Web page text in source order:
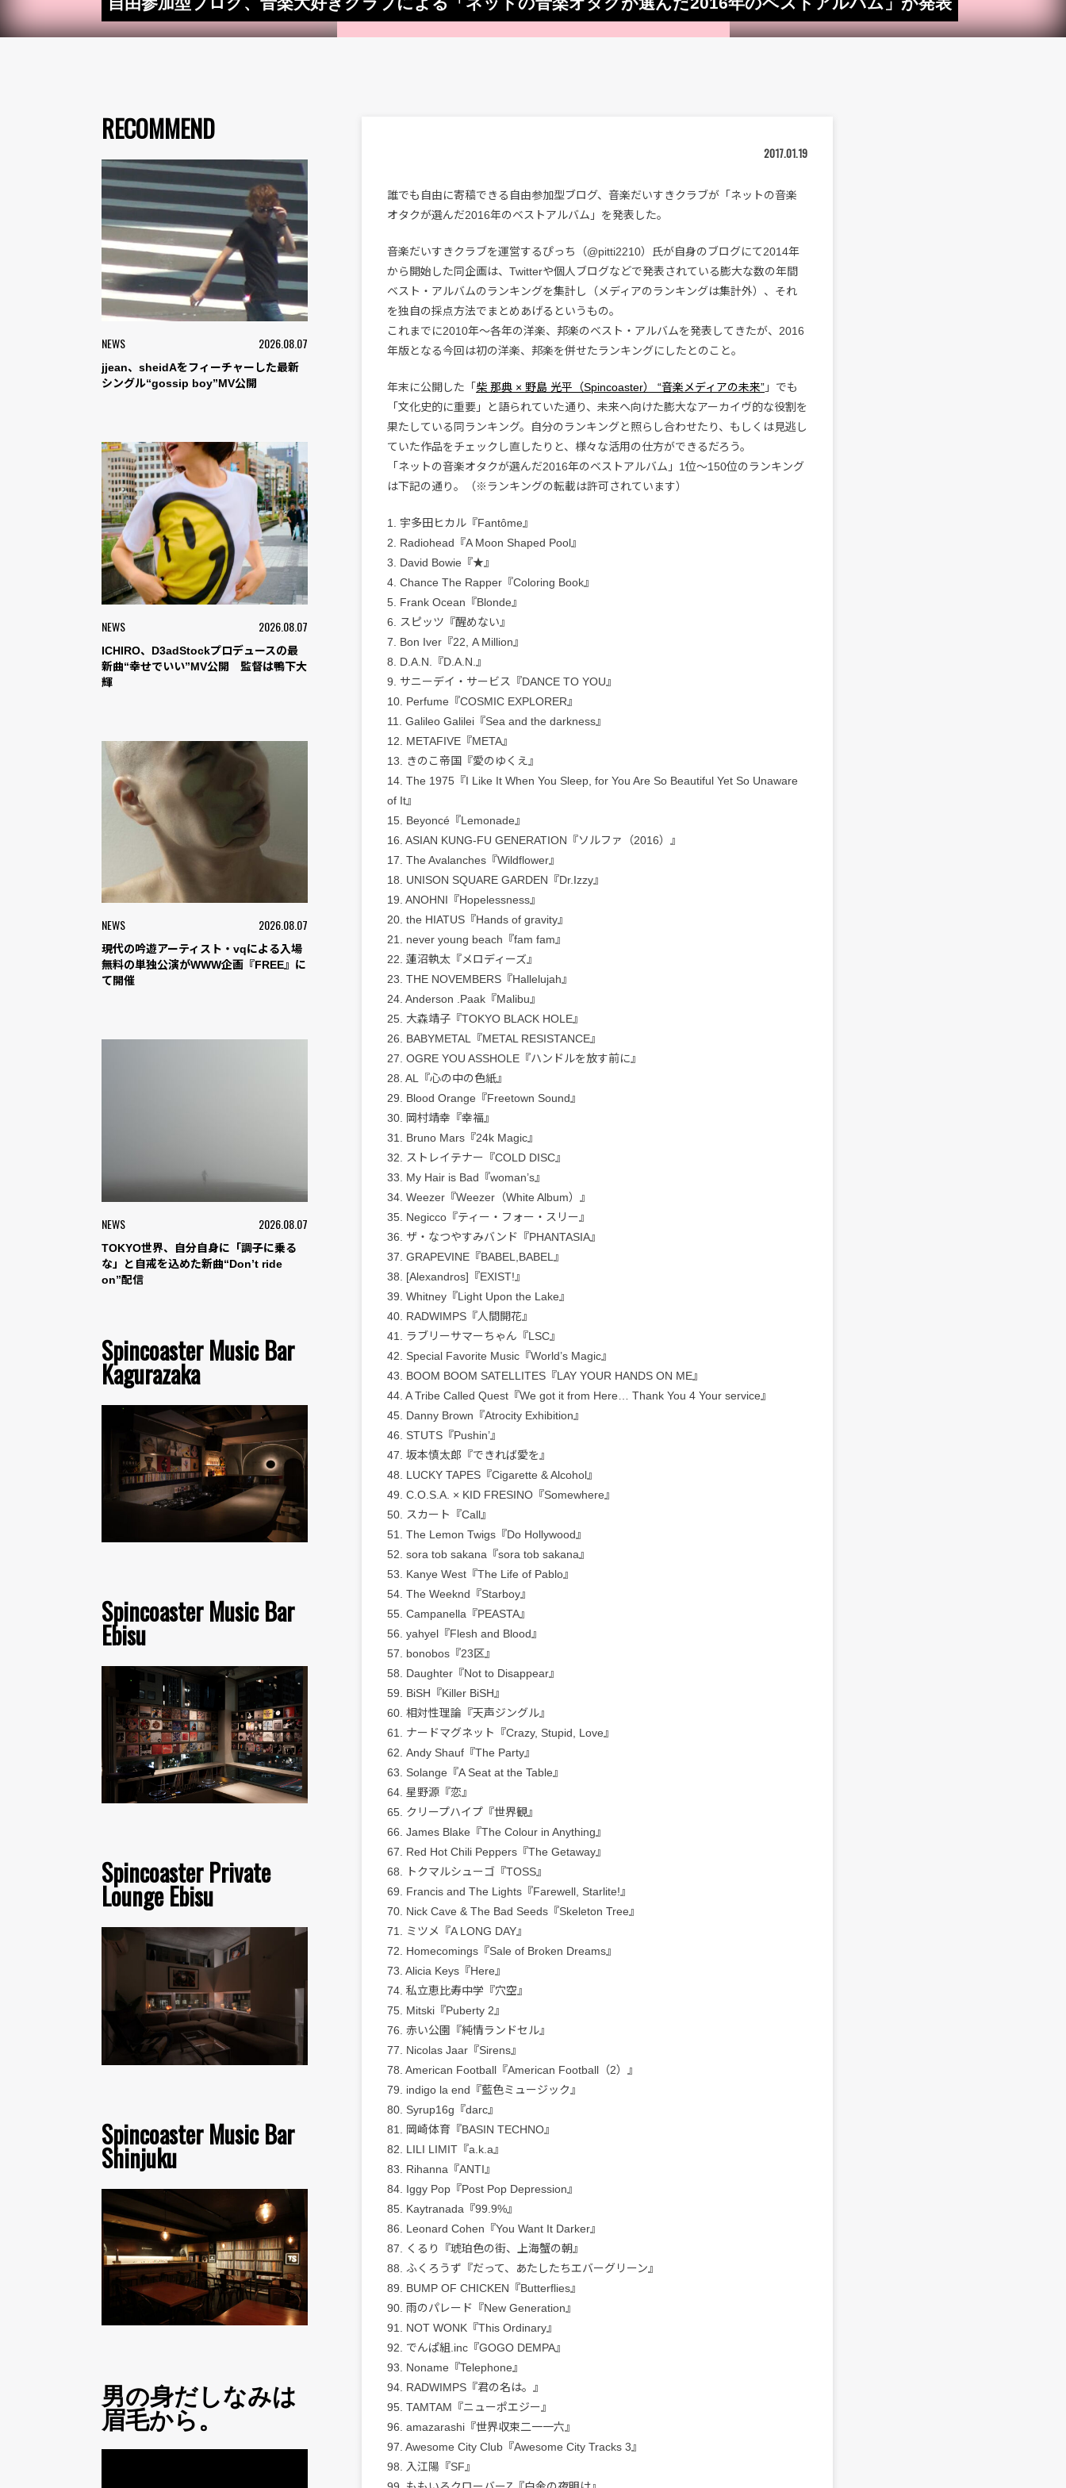
RECOMMEND
NEWS 2026.08.07
jjean、sheidAをフィーチャーした最新
シングル“gossip boy”MV公開
NEWS 2026.08.07
ICHIRO、D3adStockプロデュースの最
新曲“幸せでいい”MV公開 監督は鴨下大
輝
NEWS 2026.08.07
現代の吟遊アーティスト・vqによる入場
無料の単独公演がWWW企画『FREE』に
て開催
NEWS 2026.08.07
TOKYO世界、自分自身に「調子に乗る
な」と自戒を込めた新曲“Don’t ride
on”配信
Spincoaster Music Bar
Kagurazaka
Spincoaster Music Bar
Ebisu
Spincoaster Private
Lounge Ebisu
Spincoaster Music Bar
Shinjuku
男の身だしなみは
眉毛から。
2017.01.19
誰でも自由に寄稿できる自由参加型ブログ、音楽だいすきクラブが「ネットの音楽
オタクが選んだ2016年のベストアルバム」を発表した。
音楽だいすきクラブを運営するぴっち（@pitti2210）氏が自身のブログにて2014年
から開始した同企画は、Twitterや個人ブログなどで発表されている膨大な数の年間
ベスト・アルバムのランキングを集計し（メディアのランキングは集計外）、それ
を独自の採点方法でまとめあげるというもの。
これまでに2010年〜各年の洋楽、邦楽のベスト・アルバムを発表してきたが、2016
年版となる今回は初の洋楽、邦楽を併せたランキングにしたとのこと。
年末に公開した「 柴 那典 × 野島 光平（Spincoaster） “音楽メディアの未来” 」でも
「文化史的に重要」と語られていた通り、未来へ向けた膨大なアーカイヴ的な役割を
果たしている同ランキング。自分のランキングと照らし合わせたり、もしくは見逃し
ていた作品をチェックし直したりと、様々な活用の仕方ができるだろう。
「ネットの音楽オタクが選んだ2016年のベストアルバム」1位〜150位のランキング
は下記の通り。（※ランキングの転載は許可されています）
1. 宇多田ヒカル『Fantôme』
2. Radiohead『A Moon Shaped Pool』
3. David Bowie『★』
4. Chance The Rapper『Coloring Book』
5. Frank Ocean『Blonde』
6. スピッツ『醒めない』
7. Bon Iver『22, A Million』
8. D.A.N.『D.A.N.』
9. サニーデイ・サービス『DANCE TO YOU』
10. Perfume『COSMIC EXPLORER』
11. Galileo Galilei『Sea and the darkness』
12. METAFIVE『META』
13. きのこ帝国『愛のゆくえ』
14. The 1975『I Like It When You Sleep, for You Are So Beautiful Yet So Unaware
of It』
15. Beyoncé『Lemonade』
16. ASIAN KUNG-FU GENERATION『ソルファ（2016）』
17. The Avalanches『Wildflower』
18. UNISON SQUARE GARDEN『Dr.Izzy』
19. ANOHNI『Hopelessness』
20. the HIATUS『Hands of gravity』
21. never young beach『fam fam』
22. 蓮沼執太『メロディーズ』
23. THE NOVEMBERS『Hallelujah』
24. Anderson .Paak『Malibu』
25. 大森靖子『TOKYO BLACK HOLE』
26. BABYMETAL『METAL RESISTANCE』
27. OGRE YOU ASSHOLE『ハンドルを放す前に』
28. AL『心の中の色紙』
29. Blood Orange『Freetown Sound』
30. 岡村靖幸『幸福』
31. Bruno Mars『24k Magic』
32. ストレイテナー『COLD DISC』
33. My Hair is Bad『woman’s』
34. Weezer『Weezer（White Album）』
35. Negicco『ティー・フォー・スリー』
36. ザ・なつやすみバンド『PHANTASIA』
37. GRAPEVINE『BABEL,BABEL』
38. [Alexandros]『EXIST!』
39. Whitney『Light Upon the Lake』
40. RADWIMPS『人間開花』
41. ラブリーサマーちゃん『LSC』
42. Special Favorite Music『World’s Magic』
43. BOOM BOOM SATELLITES『LAY YOUR HANDS ON ME』
44. A Tribe Called Quest『We got it from Here… Thank You 4 Your service』
45. Danny Brown『Atrocity Exhibition』
46. STUTS『Pushin’』
47. 坂本慎太郎『できれば愛を』
48. LUCKY TAPES『Cigarette & Alcohol』
49. C.O.S.A. × KID FRESINO『Somewhere』
50. スカート『Call』
51. The Lemon Twigs『Do Hollywood』
52. sora tob sakana『sora tob sakana』
53. Kanye West『The Life of Pablo』
54. The Weeknd『Starboy』
55. Campanella『PEASTA』
56. yahyel『Flesh and Blood』
57. bonobos『23区』
58. Daughter『Not to Disappear』
59. BiSH『Killer BiSH』
60. 相対性理論『天声ジングル』
61. ナードマグネット『Crazy, Stupid, Love』
62. Andy Shauf『The Party』
63. Solange『A Seat at the Table』
64. 星野源『恋』
65. クリープハイプ『世界観』
66. James Blake『The Colour in Anything』
67. Red Hot Chili Peppers『The Getaway』
68. トクマルシューゴ『TOSS』
69. Francis and The Lights『Farewell, Starlite!』
70. Nick Cave & The Bad Seeds『Skeleton Tree』
71. ミツメ『A LONG DAY』
72. Homecomings『Sale of Broken Dreams』
73. Alicia Keys『Here』
74. 私立恵比寿中学『穴空』
75. Mitski『Puberty 2』
76. 赤い公園『純情ランドセル』
77. Nicolas Jaar『Sirens』
78. American Football『American Football（2）』
79. indigo la end『藍色ミュージック』
80. Syrup16g『darc』
81. 岡崎体育『BASIN TECHNO』
82. LILI LIMIT『a.k.a』
83. Rihanna『ANTI』
84. Iggy Pop『Post Pop Depression』
85. Kaytranada『99.9%』
86. Leonard Cohen『You Want It Darker』
87. くるり『琥珀色の街、上海蟹の朝』
88. ふくろうず『だって、あたしたちエバーグリーン』
89. BUMP OF CHICKEN『Butterflies』
90. 雨のパレード『New Generation』
91. NOT WONK『This Ordinary』
92. でんぱ組.inc『GOGO DEMPA』
93. Noname『Telephone』
94. RADWIMPS『君の名は。』
95. TAMTAM『ニューポエジー』
96. amazarashi『世界収束二一一六』
97. Awesome City Club『Awesome City Tracks 3』
98. 入江陽『SF』